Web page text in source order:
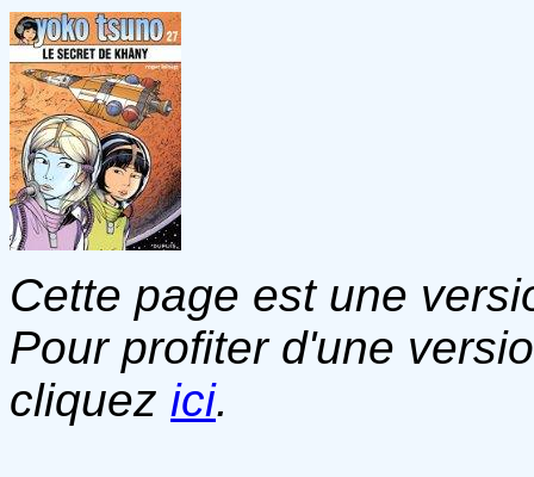
Cette page est une
Pour profiter d'une
cliquez ici.